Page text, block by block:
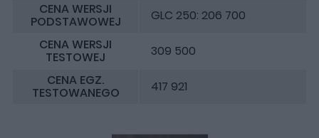
CENA WERSJI
PODSTAWOWEJ
GLC 250: 206 700
CENA WERSJI
TESTOWEJ
309 500
CENA EGZ.
TESTOWANEGO 417 921